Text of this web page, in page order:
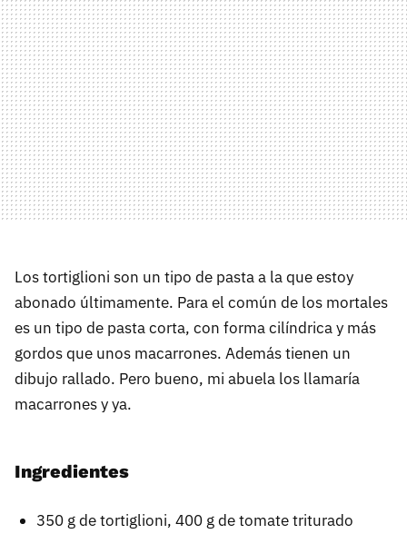
Los tortiglioni son un tipo de pasta a la que estoy
abonado últimamente. Para el común de los mortales
es un tipo de pasta corta, con forma cilíndrica y más
gordos que unos macarrones. Además tienen un
dibujo rallado. Pero bueno, mi abuela los llamaría
macarrones y ya.
Ingredientes
350 g de tortiglioni, 400 g de tomate triturado